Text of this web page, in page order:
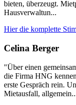
bieten, überzeugt.
Hausverwaltun...
Hier die komplette
Celina Berger
"Über einen
die Firma HNG
erste Gespräch rein.
Mietausfall,